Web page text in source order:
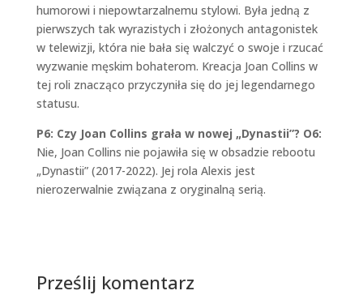
humorowi i niepowtarzalnemu stylowi. Była jedną z
pierwszych tak wyrazistych i złożonych antagonistek
w telewizji, która nie bała się walczyć o swoje i rzucać
wyzwanie męskim bohaterom. Kreacja Joan Collins w
tej roli znacząco przyczyniła się do jej legendarnego
statusu.
P6: Czy Joan Collins grała w nowej „Dynastii”? O6:
Nie, Joan Collins nie pojawiła się w obsadzie rebootu
„Dynastii” (2017-2022). Jej rola Alexis jest
nierozerwalnie związana z oryginalną serią.
Prześlij komentarz